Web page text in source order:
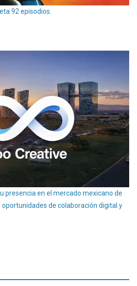
92 episodios.
presencia en el mercado mexicano de
de colaboración digital y